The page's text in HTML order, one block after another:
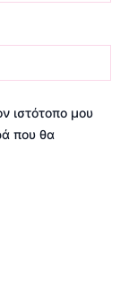
ιστότοπο μου
που θα